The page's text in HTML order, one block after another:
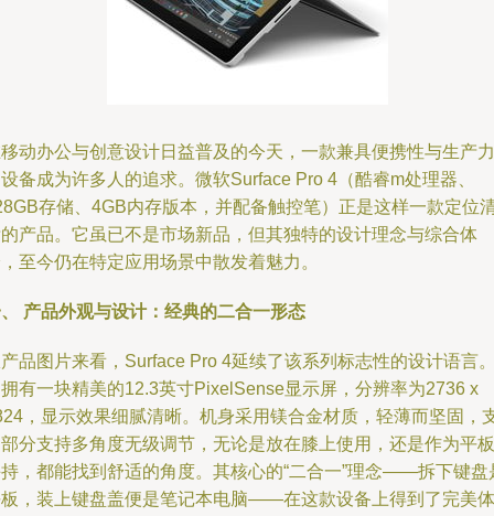
动办公与创意设计日益普及的今天，一款兼具便携性与生产力
备成为许多人的追求。微软Surface Pro 4（酷睿m处理器、
存储、4GB内存版本，并配备触控笔）正是这样一款定位
产品。它虽已不是市场新品，但其独特的设计理念与综合体
至今仍在特定应用场景中散发着魅力。
产品外观与设计：经典的二合一形态
品图片来看，Surface Pro 4延续了该系列标志性的设计语言
有一块精美的12.3英寸PixelSense显示屏，分辨率为2736 x
，显示效果细腻清晰。机身采用镁合金材质，轻薄而坚固，
分支持多角度无级调节，无论是放在膝上使用，还是作为平板
，都能找到舒适的角度。其核心的“二合一”理念——拆下键盘
，装上键盘盖便是笔记本电脑——在这款设备上得到了完美体